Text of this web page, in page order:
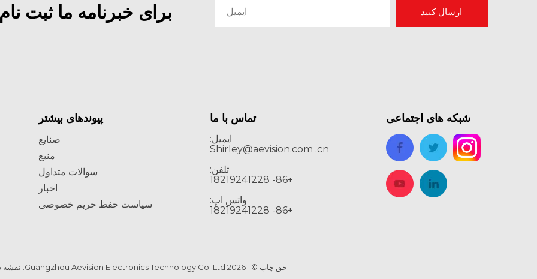
برای خبرنامه ما ثبت ارسال کنید
پیوندهای بیشتر
صنایع
منبع
سوالات متداول
اخبار
سیاست حفظ حریم خصوصی
تماس با ما
ایمیل:
Shirley@aevision.com .cn
تلفن:
+86- 18219241228
واتس اپ:
+86- 18219241228
شبکه های اجتماعی
حق چاپ ©2026 نقشه